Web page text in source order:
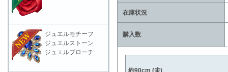
在庫状況
購入数
約90cm (未)
ジュエルモチーフ
ジュエルストーン
ジュエルブローチ